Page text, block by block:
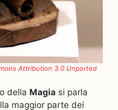
Attribution 3.0 Unported
della Magia si parla
maggior parte dei